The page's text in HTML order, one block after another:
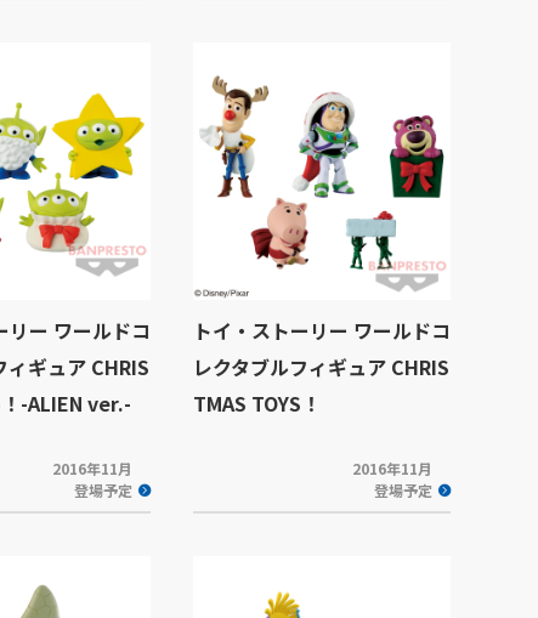
リー ワールドコ
ィギュア CHRIS
-ALIEN ver.-
2016年11月
登場予定
トイ・ストーリー ワールドコ
レクタブルフィギュア CHRIS
TMAS TOYS！
2016年11月
登場予定